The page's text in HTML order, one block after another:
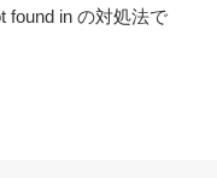
found in の対処法で
にFatal error: